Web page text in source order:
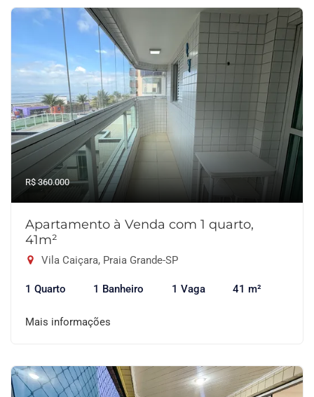
R$ 360.000
Apartamento à Venda com 1 quarto,
41m²
Vila Caiçara, Praia Grande-SP
1 Quarto 1 Banheiro 1 Vaga 41 m²
Mais informações